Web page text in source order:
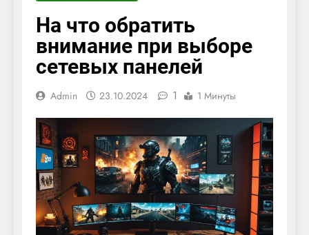
На что обратить
внимание при выборе
сетевых панелей
Admin 23.10.2024 1 1 Минуты